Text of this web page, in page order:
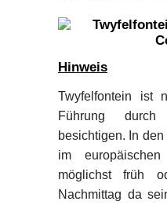
Hinweis
Twyfelfontein ist
Führung
besichtigen. In
im
möglichst früh
Nachmittag da